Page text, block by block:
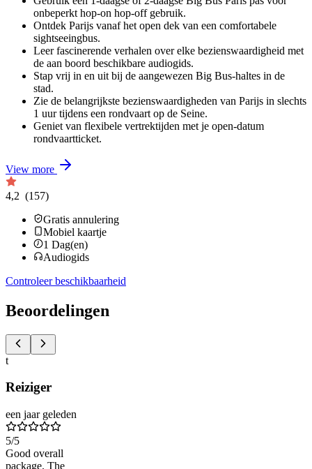
onbeperkt hop-on hop-off gebruik.
Ontdek Parijs vanaf het open dek van een comfortabele
sightseeingbus.
Leer fascinerende verhalen over elke bezienswaardigheid met
de aan boord beschikbare audiogids.
Stap vrij in en uit bij de aangewezen Big Bus-haltes in de
stad.
Zie de belangrijkste bezienswaardigheden van Parijs in slechts
1 uur tijdens een rondvaart op de Seine.
Geniet van flexibele vertrektijden met je open-datum
rondvaartticket.
View more
4,2 (157)
Gratis annulering
Mobiel kaartje
1 Dag(en)
Audiogids
Controleer beschikbaarheid
Beoordelingen
t
Reiziger
een jaar geleden
5/5
Good overall
package. The